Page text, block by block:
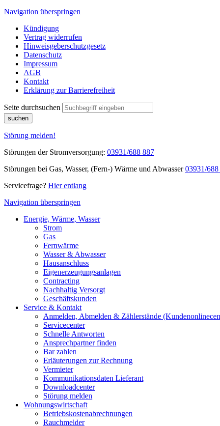
Navigation überspringen
Kündigung
Vertrag widerrufen
Hinweisgeberschutzgesetz
Datenschutz
Impressum
AGB
Kontakt
Erklärung zur Barrierefreiheit
Seite durchsuchen
suchen
Störung melden!
Störungen der Stromversorgung: 03931/688 887
Störungen bei Gas, Wasser, (Fern-) Wärme und Abwasser03931/
Servicefrage? Hier entlang
Navigation überspringen
Energie, Wärme, Wasser
Strom
Gas
Fernwärme
Wasser & Abwasser
Hausanschluss
Eigenerzeugungsanlagen
Contracting
Nachhaltig Versorgt
Geschäftskunden
Service & Kontakt
Anmelden, Abmelden & Zählerstände
Servicecenter
Schnelle Antworten
Ansprechpartner finden
Bar zahlen
Erläuterungen zur Rechnung
Vermieter
Kommunikationsdaten Lieferant
Downloadcenter
Störung melden
Wohnungswirtschaft
Betriebskostenabrechnungen
Rauchmelder